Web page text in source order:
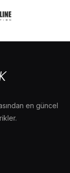
en güncel